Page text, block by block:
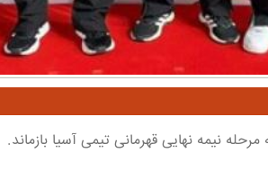
نیمه نهایی قهرمانی تیمی آسیا بازماند.